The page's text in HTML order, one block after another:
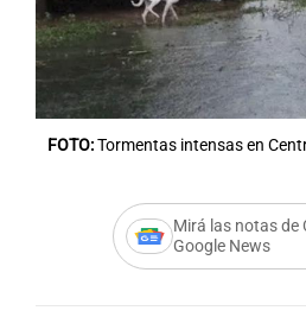
FOTO:Tormentas intensas en
Mirá las notas de
Google News